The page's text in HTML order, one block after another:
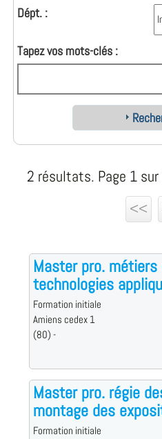
Dépt. :
Tapez vos mots-clés :
2 résultats. Page 1
<<
Master pro.
technologies
Formation initiale
Amiens cedex 1
(80) -
Master pro. régie
montage des
Formation initiale